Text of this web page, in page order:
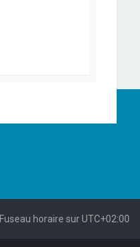
Fuseau horaire surUTC+02:00